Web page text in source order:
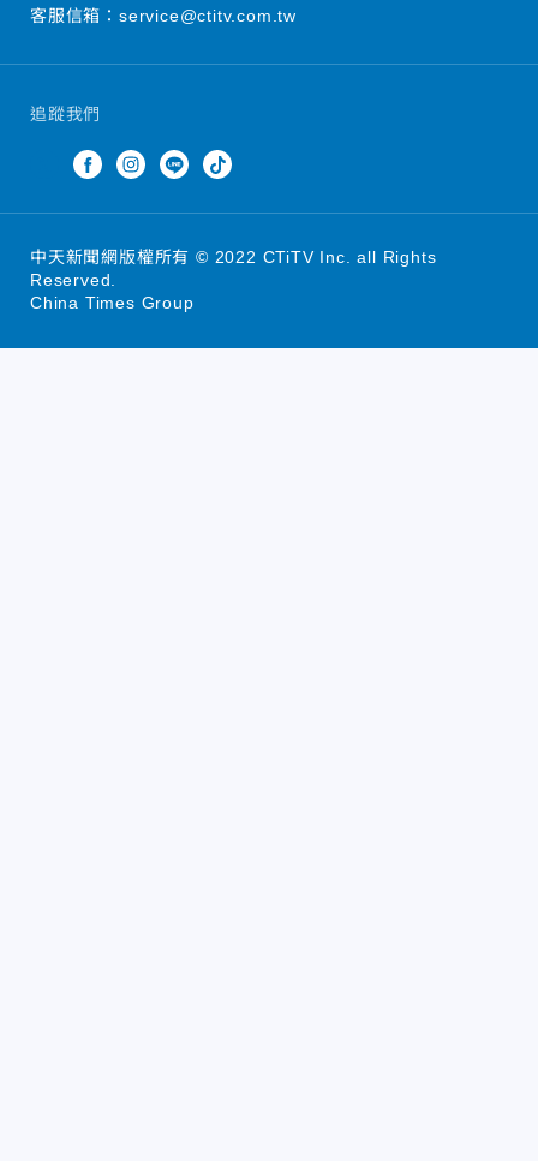
追蹤我們
客服信箱： service@ctitv.com.tw
中天新聞網版權所有 © 2022 CTiTV Inc. all Rights
Reserved.
China Times Group